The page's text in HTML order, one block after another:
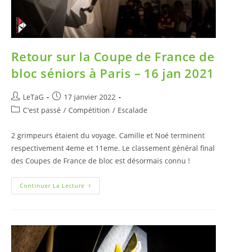
Retour sur la Coupe de France de
bloc séniors à Paris – 16 jan 2021
LeTaG
17 janvier 2022
C'est passé / Compétition / Escalade
2 grimpeurs étaient du voyage. Camille et Noé terminent
respectivement 4eme et 11eme. Le classement général final
des Coupes de France de bloc est désormais connu !
Continuer La Lecture